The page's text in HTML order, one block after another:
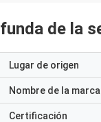
de la
Lugar de origen
Nombre de la marca
Certificación